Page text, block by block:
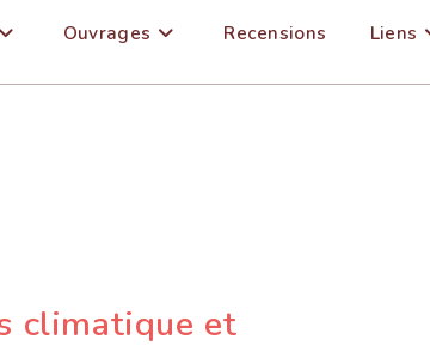
Ouvrages Recensions Liens
climatique et